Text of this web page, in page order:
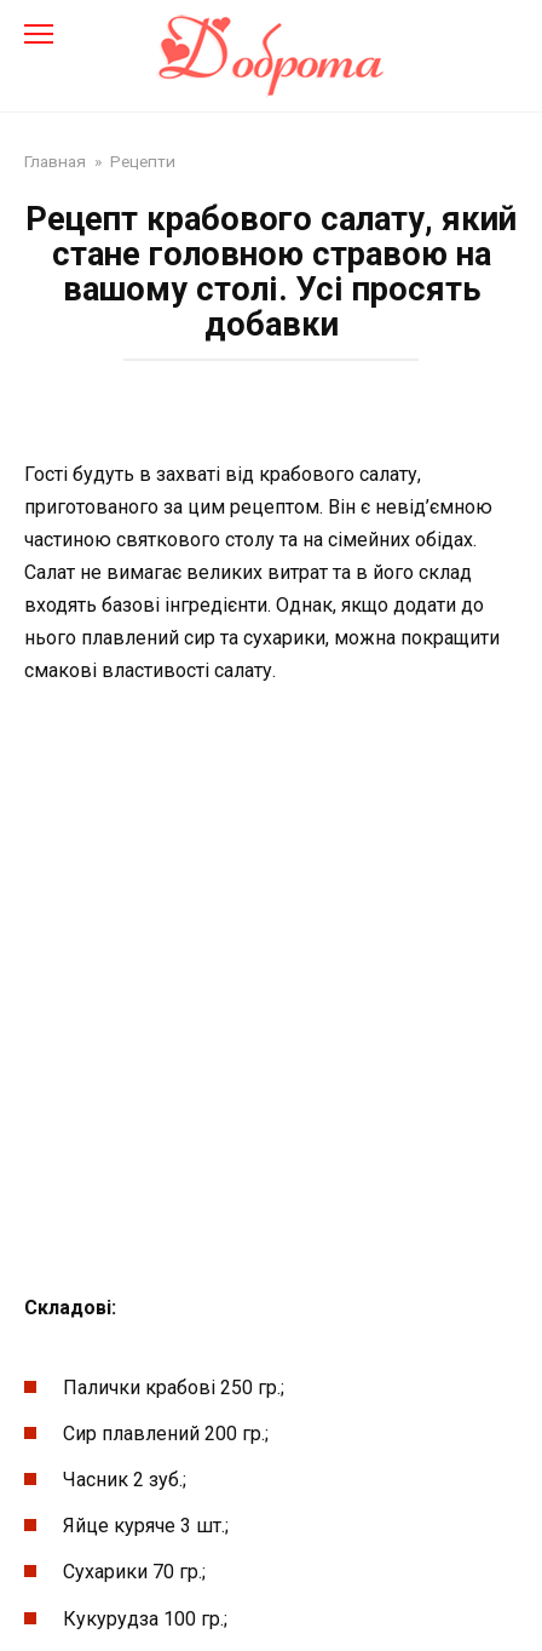
Главная » Рецепти
Рецепт крабового салату, який
стане головною стравою на
вашому столі. Усі просять
добавки
Гості будуть в захваті від крабового салату,
приготованого за цим рецептом. Він є невід’ємною
частиною святкового столу та на сімейних обідах.
Салат не вимагає великих витрат та в його склад
входять базові інгредієнти. Однак, якщо додати до
нього плавлений сир та сухарики, можна покращити
смакові властивості салату.
Складові:
Палички крабові 250 гр.;
Сир плавлений 200 гр.;
Часник 2 зуб.;
Яйце куряче 3 шт.;
Сухарики 70 гр.;
Кукурудза 100 гр.;